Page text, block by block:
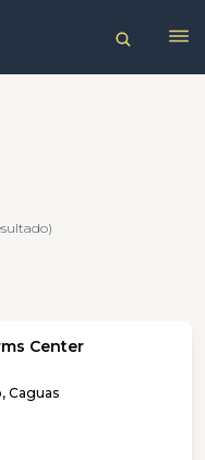
Center
Caguas